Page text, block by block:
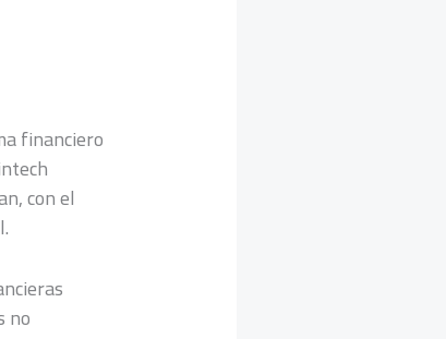
financiero
con el
no